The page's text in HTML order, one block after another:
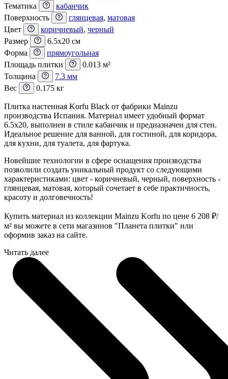
Тематика
кабанчик
Поверхность
глянцевая, матовая
Цвет
коричневый, черный
Размер
6.5x20 см
Форма
прямоугольная
Площадь плитки
0.013 м²
Толщина
7.3 мм
Вес
0.175 кг
Плитка настенная Korfu Black от фабрики Mainzu
производства Испания. Материал имеет удобный формат
6.5x20, выполнен в стиле кабанчик и предназначен для стен.
Идеальное решение для ванной, для гостиной, для коридора,
для кухни, для туалета, для фартука.
Новейшие технологии в сфере оснащения производства
позволили создать уникальный продукт со следующими
характеристиками: цвет - коричневый, черный, поверхность -
глянцевая, матовая, который сочетает в себе практичность,
красоту и долговечность!
Купить материал из коллекции Mainzu Korfu по цене 6 208 ₽/
м² вы можете в сети магазинов "Планета плитки" или
оформив заказ на сайте.
Читать далее